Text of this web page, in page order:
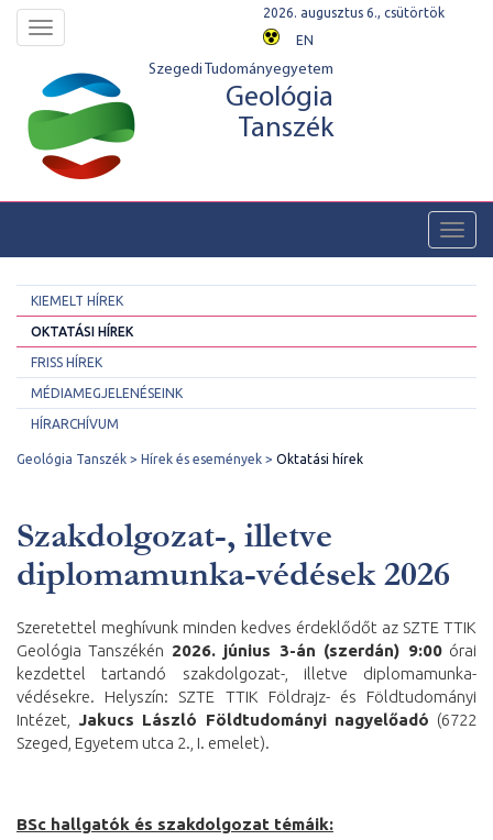
Toggle
navigation
2026. augusztus 6., csütörtök
EN
Szegedi Tudományegyetem
Geológia
Tanszék
KIEMELT HÍREK
OKTATÁSI HÍREK
FRISS HÍREK
MÉDIAMEGJELENÉSEINK
HÍRARCHÍVUM
Geológia Tanszék Hírek és események Oktatási hírek
Szakdolgozat-, illetve
diplomamunka-védések 2026
Szeretettel meghívunk minden kedves érdeklődőt az SZTE TTIK
Geológia Tanszékén 2026. június 3-án (szerdán) 9:00órai
kezdettel tartandó szakdolgozat-, illetve diplomamunka-
védésekre. Helyszín: SZTE TTIK Földrajz- és Földtudományi
Intézet, Jakucs László Földtudományi nagyelőadó (6722
Szeged, Egyetem utca 2., I. emelet).
BSc hallgatók és szakdolgozat témáik: